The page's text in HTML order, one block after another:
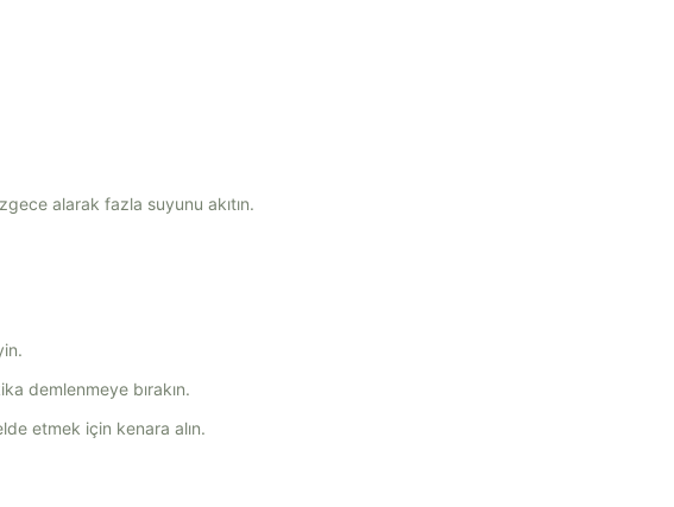
alarak fazla suyunu akıtın.
demlenmeye bırakın.
etmek için kenara alın.